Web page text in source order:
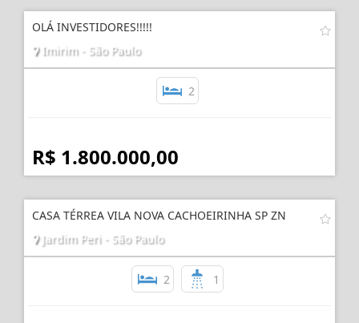
OLÁ INVESTIDORES!!!!!
Imirim - São Paulo
2
R$ 1.800.000,00
CASA TÉRREA VILA NOVA CACHOEIRINHA SP ZN
Jardim Peri - São Paulo
2 1